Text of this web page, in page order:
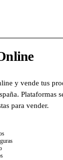
y vende tus
Plataformas
para vender.